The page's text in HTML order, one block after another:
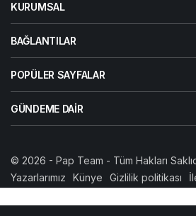
KURUMSAL
BAĞLANTILAR
POPÜLER SAYFALAR
GÜNDEME DAIR
© 2026 - Pap Team - Tüm Hakları
Yazarlarımız
Künye Gizlilik politikası